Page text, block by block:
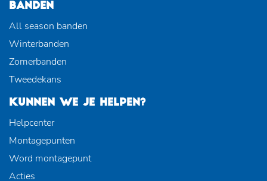
BANDEN
All season banden
Winterbanden
Zomerbanden
Tweedekans
KUNNEN WE JE HELPEN?
Helpcenter
Montagepunten
Word montagepunt
Acties